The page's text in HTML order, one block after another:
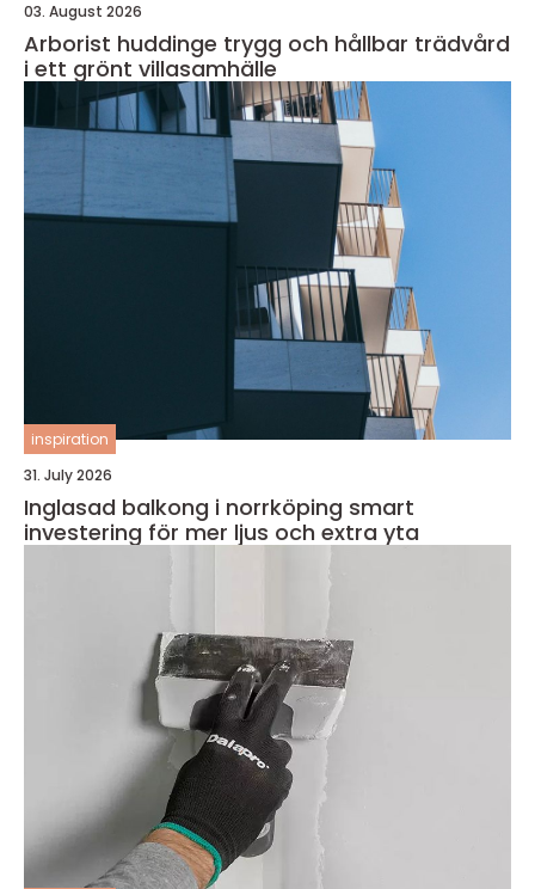
03. August 2026
Arborist huddinge trygg och hållbar trädvård
i ett grönt villasamhälle
inspiration
31. July 2026
Inglasad balkong i norrköping smart
investering för mer ljus och extra yta